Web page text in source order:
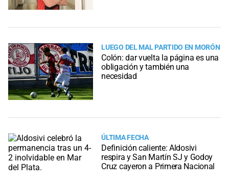
LUEGO DEL MAL PARTIDO EN MORÓN
Colón: dar vuelta la página es una
obligación y también una
necesidad
ÚLTIMA FECHA
Definición caliente: Aldosivi
respira y San Martín SJ y Godoy
Cruz cayeron a Primera Nacional